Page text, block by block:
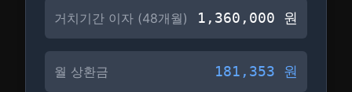
거치기간 이자 (48개월) 1,360,000 원
월 상환금 181,353 원